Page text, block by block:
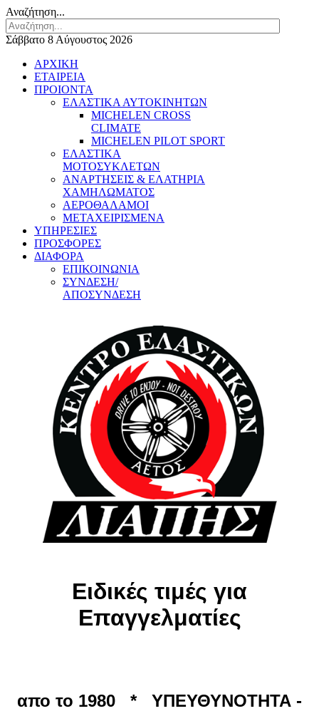
Αναζήτηση...
Σάββατο 8 Αύγουστος 2026
ΑΡΧΙΚΗ
ΕΤΑΙΡΕΙΑ
ΠΡΟΙΟΝΤΑ
ΕΛΑΣΤΙΚΑ ΑΥΤΟΚΙΝΗΤΩΝ
MICHELEN CROSS
CLIMATE
MICHELEN PILOT SPORT
ΕΛΑΣΤΙΚΑ
ΜΟΤΟΣΥΚΛΕΤΩΝ
ΑΝΑΡΤΗΣΕΙΣ & ΕΛΑΤΗΡΙΑ
ΧΑΜΗΛΩΜΑΤΟΣ
ΑΕΡΟΘΑΛΑΜΟΙ
ΜΕΤΑΧΕΙΡΙΣΜΕΝΑ
ΥΠΗΡΕΣΙΕΣ
ΠΡΟΣΦΟΡΕΣ
ΔΙΑΦΟΡΑ
ΕΠΙΚΟΙΝΩΝΙΑ
ΣΥΝΔΕΣΗ/
ΑΠΟΣΥΝΔΕΣΗ
Ειδικές τιμές για
Επαγγελματίες
απο το 1980 * ΥΠΕΥΘΥΝΟΤΗΤΑ -